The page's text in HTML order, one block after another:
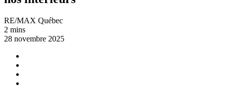
RE/MAX Québec
2 mins
28 novembre 2025